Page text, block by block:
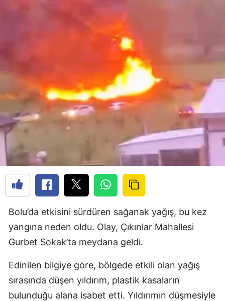
Bolu’da etkisini sürdüren sağanak yağış, bu kez
yangına neden oldu. Olay, Çıkınlar Mahallesi
Gurbet Sokak’ta meydana geldi.
Edinilen bilgiye göre, bölgede etkili olan yağış
sırasında düşen yıldırım, plastik kasaların
bulunduğu alana isabet etti. Yıldırımın düşmesiyle